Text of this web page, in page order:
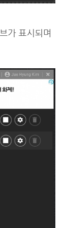
가 표시되며